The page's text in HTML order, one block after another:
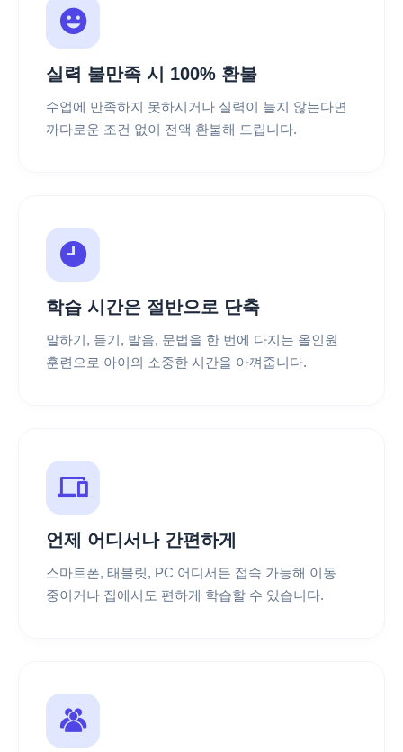
실력 불만족 시 100% 환불
수업에 만족하지 못하시거나 실력이 늘지 않는다면
까다로운 조건 없이 전액 환불해 드립니다.
학습 시간은 절반으로 단축
말하기, 듣기, 발음, 문법을 한 번에 다지는 올인원
훈련으로 아이의 소중한 시간을 아껴줍니다.
언제 어디서나 간편하게
스마트폰, 태블릿, PC 어디서든 접속 가능해 이동
중이거나 집에서도 편하게 학습할 수 있습니다.